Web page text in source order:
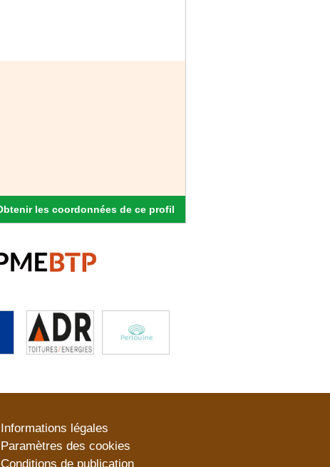
les coordonnées de ce profil
Informations légales
Paramètres des cookies
Conditions de publication